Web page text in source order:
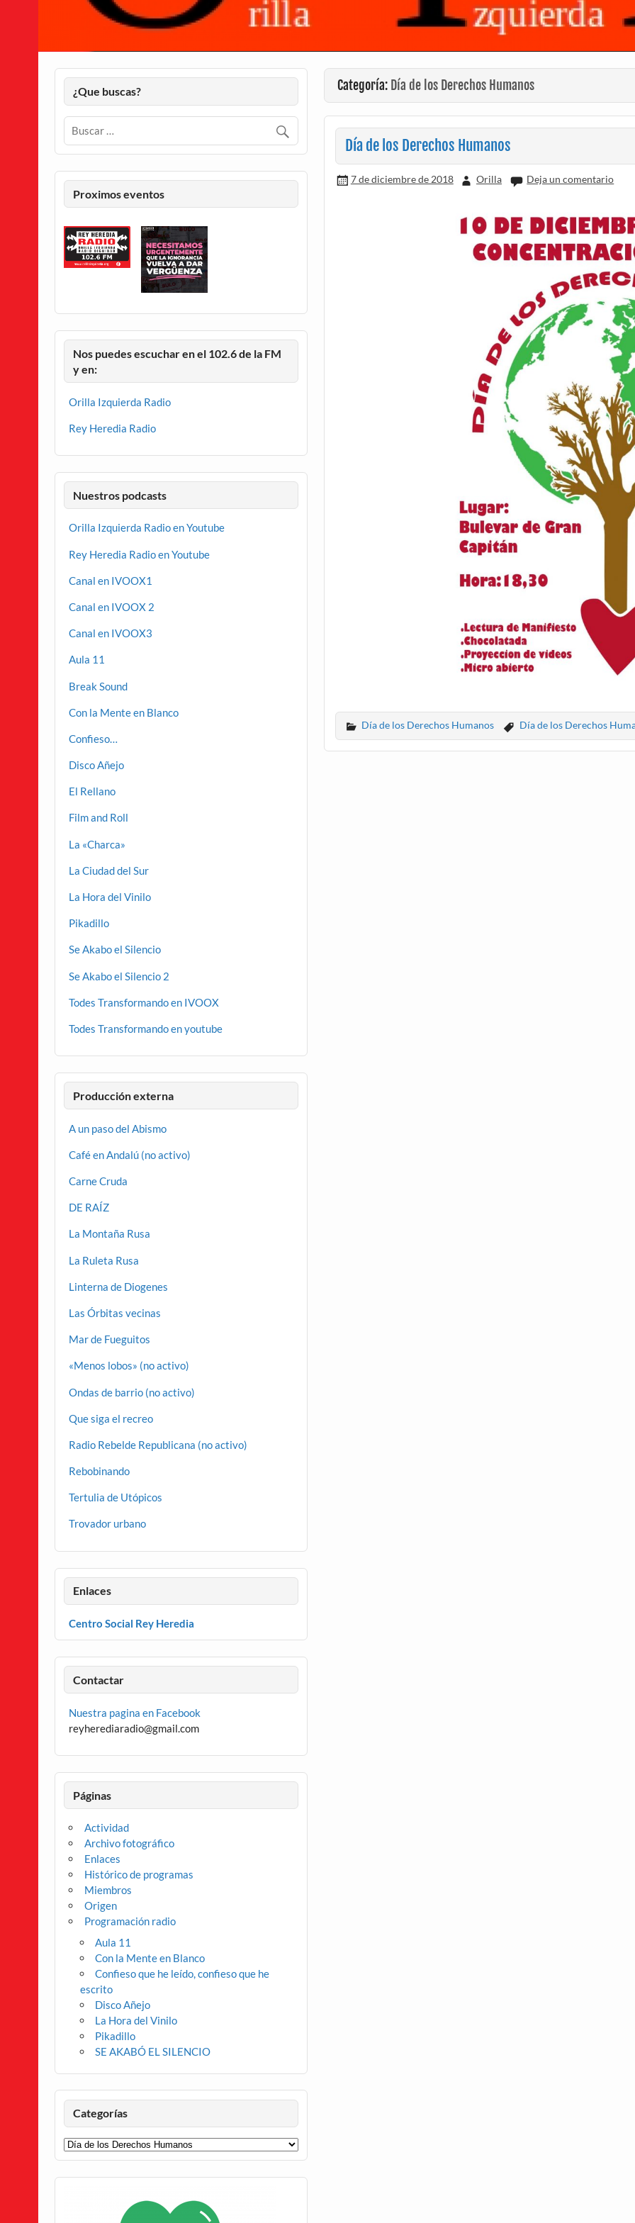
Categoría: Día de los Derechos Humanos
Día de los Derechos Humanos
7 de diciembre de 2018 Orilla Deja un comentario
Día de los Derechos Humanos Día de los Derechos
¿Que buscas?
Proximos eventos
Nos puedes escuchar en el 102.6 de la FM
y en:
Orilla Izquierda Radio
Rey Heredia Radio
Nuestros podcasts
Orilla Izquierda Radio en Youtube
Rey Heredia Radio en Youtube
Canal en IVOOX1
Canal en IVOOX 2
Canal en IVOOX3
Aula 11
Break Sound
Con la Mente en Blanco
Confieso…
Disco Añejo
El Rellano
Film and Roll
La «Charca»
La Ciudad del Sur
La Hora del Vinilo
Pikadillo
Se Akabo el Silencio
Se Akabo el Silencio 2
Todes Transformando en IVOOX
Todes Transformando en youtube
Producción externa
A un paso del Abismo
Café en Andalú (no activo)
Carne Cruda
DE RAÍZ
La Montaña Rusa
La Ruleta Rusa
Linterna de Diogenes
Las Órbitas vecinas
Mar de Fueguitos
«Menos lobos» (no activo)
Ondas de barrio (no activo)
Que siga el recreo
Radio Rebelde Republicana (no activo)
Rebobinando
Tertulia de Utópicos
Trovador urbano
Enlaces
Centro Social Rey Heredia
Contactar
Nuestra pagina en Facebook
reyherediaradio@gmail.com
Páginas
Actividad
Archivo fotográfico
Enlaces
Histórico de programas
Miembros
Origen
Programación radio
Aula 11
Con la Mente en Blanco
Confieso que he leído, confieso que he
escrito
Disco Añejo
La Hora del Vinilo
Pikadillo
SE AKABÓ EL SILENCIO
Categorías
Categorías